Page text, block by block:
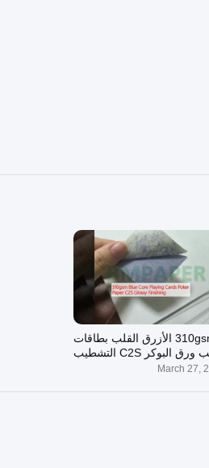
310gsm الأزرق القلب بطاقات
اللعب ورق البوكر C2S التشطيب
March 27,